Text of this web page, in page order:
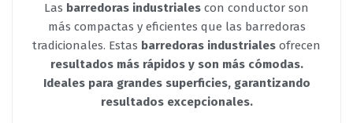
Las barredoras industriales con conductor son
más compactas y eficientes que las barredoras
tradicionales. Estas barredoras industriales ofrecen
resultados más rápidos y son más cómodas.
Ideales para grandes superficies, garantizando
resultados excepcionales.